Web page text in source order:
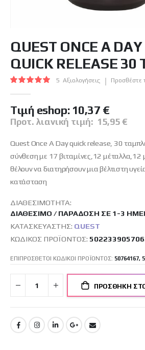
στην
της
συλλογής
QUEST ONCE A DAY
QUICK RELEASE 30
Βαθμολογία:
5 Αξιολογήσεις Προσθέστε
Tιμή eshop: 10,37 €
Προτ. λιανική τιμή: 15,95 €
Quest Once A Day quick release, 30
σύνθεση με 17 βιταμίνες,12 μέταλλα,12
θέλουν να διατηρήσουν μια βέλτιστη
κατάσταση
ΔΙΑΘΕΣΙΜΌΤΗΤΑ:
ΔΙΑΘΈΣΙΜΟ / ΠΑΡΆΔΟΣΗ ΣΕ 1-3
ΚΑΤΑΣΚΕΥΑΣΤΉΣ: QUEST
ΚΩΔΙΚΌΣ ΠΡΟΪΌΝΤΟΣ
ΕΠΙΠΡΟΣΘΕΤΟΙ ΚΩΔΙΚΟΙ ΠΡΟΪΟΝΤΟΣ: 50764167,
ΠΡΟΣΘΉΚΗ